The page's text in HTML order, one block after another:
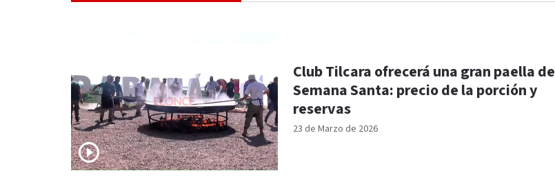
23 de Marzo de 2026
Club Tilcara ofrecerá una gran paella de
Semana Santa: precio de la porción y
reservas